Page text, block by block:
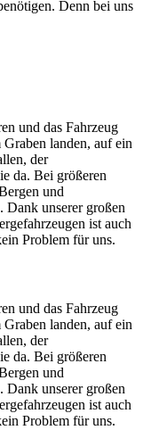
Denn bei uns
und das Fahrzeug
landen, auf ein
der
da. Bei größeren
und
Dank unserer großen
ist auch
Problem für uns.
und das Fahrzeug
landen, auf ein
der
da. Bei größeren
und
Dank unserer großen
ist auch
Problem für uns.